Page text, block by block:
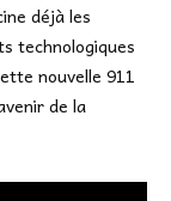
déjà les
technologiques
nouvelle 911
de la